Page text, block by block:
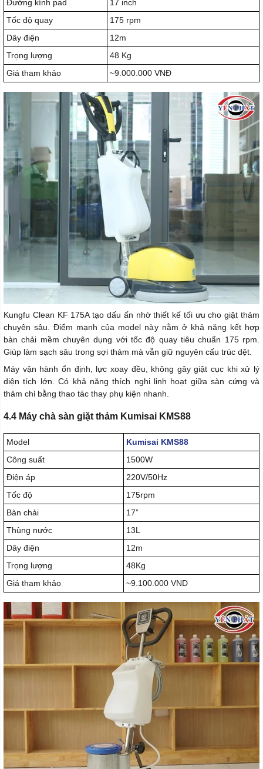
Đường kính pad
17 inch
Tốc độ quay
175 rpm
Dây điện
12m
Trọng lượng
48 Kg
Giá tham khảo
~9.000.000 VNĐ
Kungfu Clean KF 175A tạo dấu ấn nhờ thiết kế tối ưu cho giặt thảm
chuyên sâu. Điểm mạnh của model này nằm ở khả năng kết hợp
bàn chải mềm chuyên dụng với tốc độ quay tiêu chuẩn 175 rpm.
Giúp làm sạch sâu trong sợi thảm mà vẫn giữ nguyên cấu trúc dệt.
Máy vận hành ổn định, lực xoay đều, không gây giật cục khi xử lý
diện tích lớn. Có khả năng thích nghi linh hoạt giữa sàn cứng và
thảm chỉ bằng thao tác thay phụ kiện nhanh.
4.4 Máy chà sàn giặt thảm Kumisai KMS88
Model
Kumisai KMS88
Công suất
1500W
Điện áp
220V/50Hz
Tốc độ
175rpm
Bàn chải
17”
Thùng nước
13L
Dây điện
12m
Trọng lượng
48Kg
Giá tham khảo
~9.100.000 VND